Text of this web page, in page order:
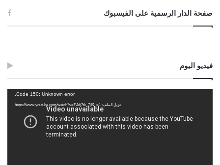
صفحة الدار الرسمية على الفيسبوك
فيديو اليوم
Code 150: Unknown error.
تنزيل الملف: https://www.youtube.com/watch?v=FJdj7tk_7jI&_=1